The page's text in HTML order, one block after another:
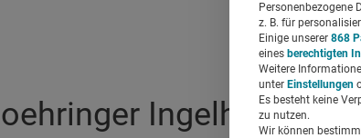
Ingelheim: „In
Personenbezogene
z. B. für
Einige unserer 868
eines berechtigten
Weitere
unter Einstellungen
Es besteht keine
zu nutzen.
Wir können